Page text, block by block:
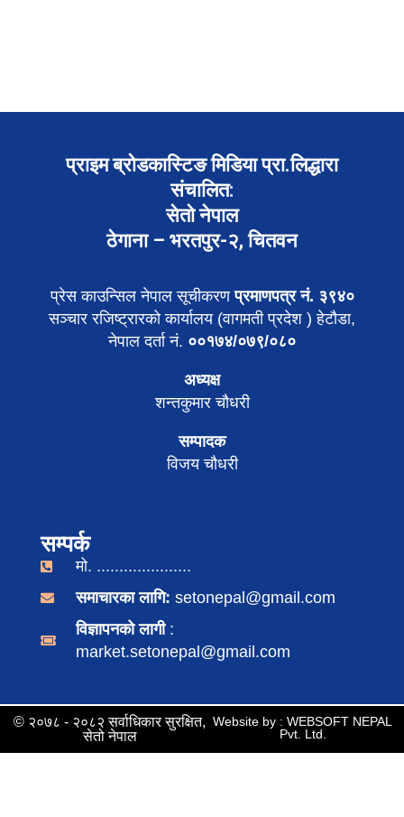
प्राइम ब्रोडकास्टिङ मिडिया प्रा.लिद्धारा
संचालित:
सेतो नेपाल
ठेगाना – भरतपुर-२, चितवन
प्रेस काउन्सिल नेपाल सूचीकरणप्रमाणपत्र नं. ३९४०
सञ्चार रजिष्ट्रारको कार्यालय (वागमती प्रदेश ) हेटौडा,
नेपाल दर्ता नं. ००१७४/०७९/०८०
अध्यक्ष
शन्तकुमार चौधरी
सम्पादक
विजय चौधरी
सम्पर्क
मो. .....................
समाचारका लागि: setonepal@gmail.com
विज्ञापनको लागी :
market.setonepal@gmail.com
© २०७८ - २०८२ सर्वाधिकार सुरक्षित,
सेतो नेपाल
Website by : WEBSOFT NEPAL
Pvt. Ltd.